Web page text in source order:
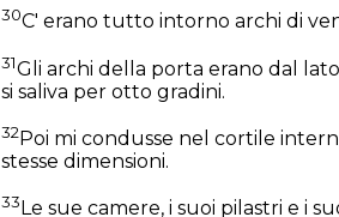
30C' erano tutto intorno archi di
31Gli archi della porta erano dal
si saliva per otto gradini.
32 Poi mi condusse nel cortile
stesse dimensioni.
33 Le sue camere, i suoi pilastri e i